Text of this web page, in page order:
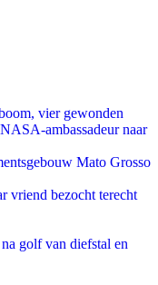
vier gewonden
ambassadeur naar
Mato Grosso
vriend bezocht terecht
golf van diefstal en